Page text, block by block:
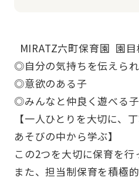
MIRATZ六町保育園  園
◎自分の気持ちを伝えら
◎意欲のある子
◎みんなと仲良く遊べる子
【一人ひとりを大切に、
あそびの中から学ぶ】
この2つを大切に保育を行
また、担当制保育を積極